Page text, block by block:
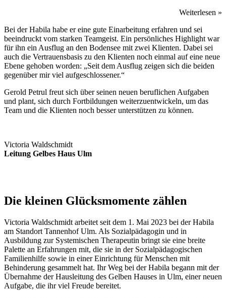
Weiterlesen »
Bei der Habila habe er eine gute Einarbeitung erfahren und sei
beeindruckt vom starken Teamgeist. Ein persönliches Highlight war
für ihn ein Ausflug an den Bodensee mit zwei Klienten. Dabei sei
auch die Vertrauensbasis zu den Klienten noch einmal auf eine neue
Ebene gehoben worden: „Seit dem Ausflug zeigen sich die beiden
gegenüber mir viel aufgeschlossener.“
Gerold Petrul freut sich über seinen neuen beruflichen Aufgaben
und plant, sich durch Fortbildungen weiterzuentwickeln, um das
Team und die Klienten noch besser unterstützen zu können.
Victoria Waldschmidt
Leitung Gelbes Haus Ulm
Die kleinen Glücksmomente zählen
Victoria Waldschmidt arbeitet seit dem 1. Mai 2023 bei der Habila
am Standort Tannenhof Ulm. Als Sozialpädagogin und in
Ausbildung zur Systemischen Therapeutin bringt sie eine breite
Palette an Erfahrungen mit, die sie in der Sozialpädagogischen
Familienhilfe sowie in einer Einrichtung für Menschen mit
Behinderung gesammelt hat. Ihr Weg bei der Habila begann mit der
Übernahme der Hausleitung des Gelben Hauses in Ulm, einer neuen
Aufgabe, die ihr viel Freude bereitet.